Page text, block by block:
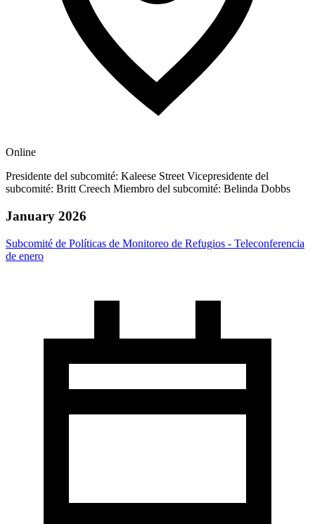
Online
Presidente del subcomité: Kaleese Street Vicepresidente del
subcomité: Britt Creech Miembro del subcomité: Belinda Dobbs
January 2026
Subcomité de Políticas de Monitoreo de Refugios - Teleconferencia
de enero